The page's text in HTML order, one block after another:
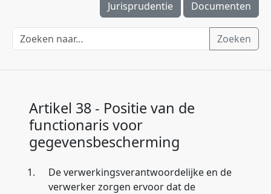
Jurisprudentie Documenten
Zoeken
Artikel 38 - Positie van de
functionaris voor
gegevensbescherming
1.
De verwerkingsverantwoordelijke en de
verwerker zorgen ervoor dat de